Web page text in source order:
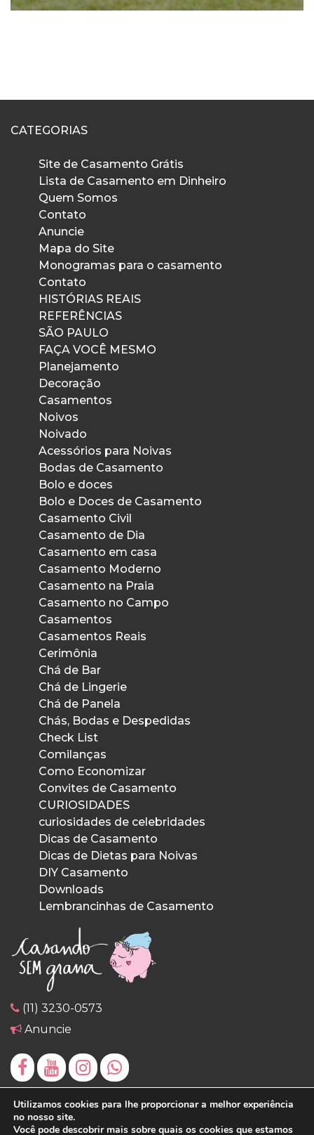
CATEGORIAS
Site de Casamento Grátis
Lista de Casamento em Dinheiro
Quem Somos
Contato
Anuncie
Mapa do Site
Monogramas para o casamento
Contato
HISTÓRIAS REAIS
REFERÊNCIAS
SÃO PAULO
FAÇA VOCÊ MESMO
Planejamento
Decoração
Casamentos
Noivos
Noivado
Acessórios para Noivas
Bodas de Casamento
Bolo e doces
Bolo e Doces de Casamento
Casamento Civil
Casamento de Dia
Casamento em casa
Casamento Moderno
Casamento na Praia
Casamento no Campo
Casamentos
Casamentos Reais
Cerimônia
Chá de Bar
Chá de Lingerie
Chá de Panela
Chás, Bodas e Despedidas
Check List
Comilanças
Como Economizar
Convites de Casamento
CURIOSIDADES
curiosidades de celebridades
Dicas de Casamento
Dicas de Dietas para Noivas
DIY Casamento
Downloads
Lembrancinhas de Casamento
(11) 3230-0573
Anuncie
Utilizamos cookies para lhe proporcionar a melhor experiência
no nosso site.
Você pode descobrir mais sobre quais os cookies que estamos